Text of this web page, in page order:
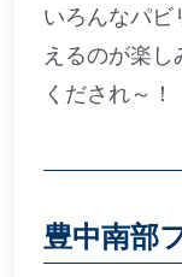
いろんなパビ
えるのが楽
くだされ～！
豊中南部